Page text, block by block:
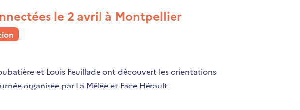
le 2 avril à Montpellier
et Louis Feuillade ont découvert les orientations
organisée par La Mêlée et Face Hérault.